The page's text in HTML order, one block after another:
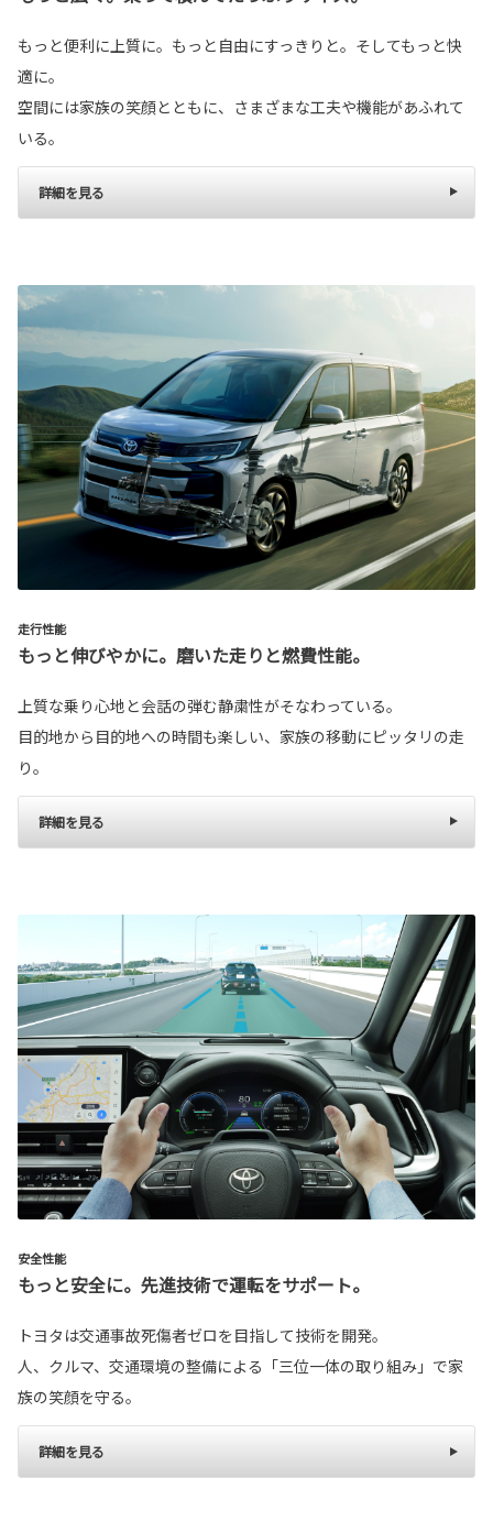
もっと便利に上質に。もっと自由にすっきりと。そしてもっと快
適に。
空間には家族の笑顔とともに、さまざまな工夫や機能があふれて
いる。
詳細を見る
走行性能
もっと伸びやかに。磨いた走りと燃費性能。
上質な乗り心地と会話の弾む静粛性がそなわっている。
目的地から目的地への時間も楽しい、家族の移動にピッタリの走
り。
詳細を見る
安全性能
もっと安全に。先進技術で運転をサポート。
トヨタは交通事故死傷者ゼロを目指して技術を開発。
人、クルマ、交通環境の整備による「三位一体の取り組み」で家
族の笑顔を守る。
詳細を見る